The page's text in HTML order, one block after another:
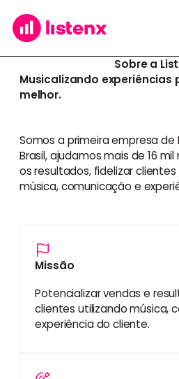
Sobre a
Musicalizando experiências
melhor.
Somos a primeira empresa de
Brasil, ajudamos mais de 16
os resultados, fidelizar
música, comunicação e
Missão
Potencializar vendas e
clientes utilizando música,
experiência do cliente.